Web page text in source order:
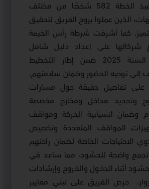
شارك في تنفيذ الخطة 582 شخصًا من مختلف
الذين عملوا بروح الفريق لتحقيق
كما أشرفت شرطة رأس الخيمة
شركائها على إعداد دليل شامل
لفعالية رأس السنة 2025 ضمن إطار التخطيط
إلى توجيه الحضور وضمان سلامتهم.
على تفاصيل دقيقة حول مسارات
وتحديد مداخل ومخارج مخصصة
وضمان انسيابية الحركة ومواقف
المواقف المتعددة وتخصيص
الاحتياجات الخاصة لضمان راحتهم
واضحة للحشود، مما ساعد في
أثناء الدخول والخروج وإرشادات
.
حرص الفريق على تبني معايير